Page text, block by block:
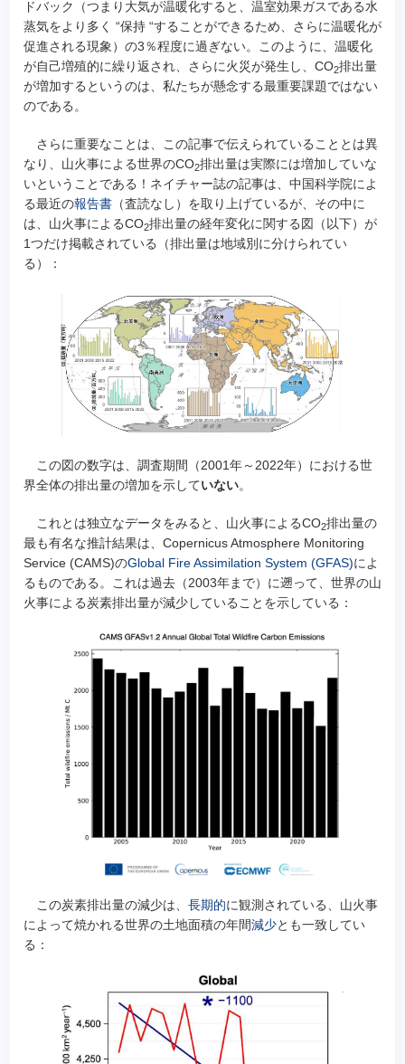
ドバック（つまり大気が温暖化すると、温室効果ガスである水
蒸気をより多く “保持 “することができるため、さらに温暖化が
促進される現象）の3％程度に過ぎない。このように、温暖化
が自己増殖的に繰り返され、さらに火災が発生し、CO2排出量
が増加するというのは、私たちが懸念する最重要課題ではない
のである。
さらに重要なことは、この記事で伝えられていることとは異
なり、山火事による世界のCO2排出量は実際には増加していな
いということである！ネイチャー誌の記事は、中国科学院によ
る最近の報告書（査読なし）を取り上げているが、その中に
は、山火事によるCO2排出量の経年変化に関する図（以下）が
1つだけ掲載されている（排出量は地域別に分けられてい
る）：
この図の数字は、調査期間（2001年～2022年）における世
界全体の排出量の増加を示していない。
これとは独立なデータをみると、山火事によるCO2排出量の
最も有名な推計結果は、Copernicus Atmosphere Monitoring
Service (CAMS)のGlobal Fire Assimilation System (GFAS)によ
るものである。これは過去（2003年まで）に遡って、世界の山
火事による炭素排出量が減少していることを示している：
この炭素排出量の減少は、 長期的に観測されている、山火事
によって焼かれる世界の土地面積の年間減少とも一致してい
る：